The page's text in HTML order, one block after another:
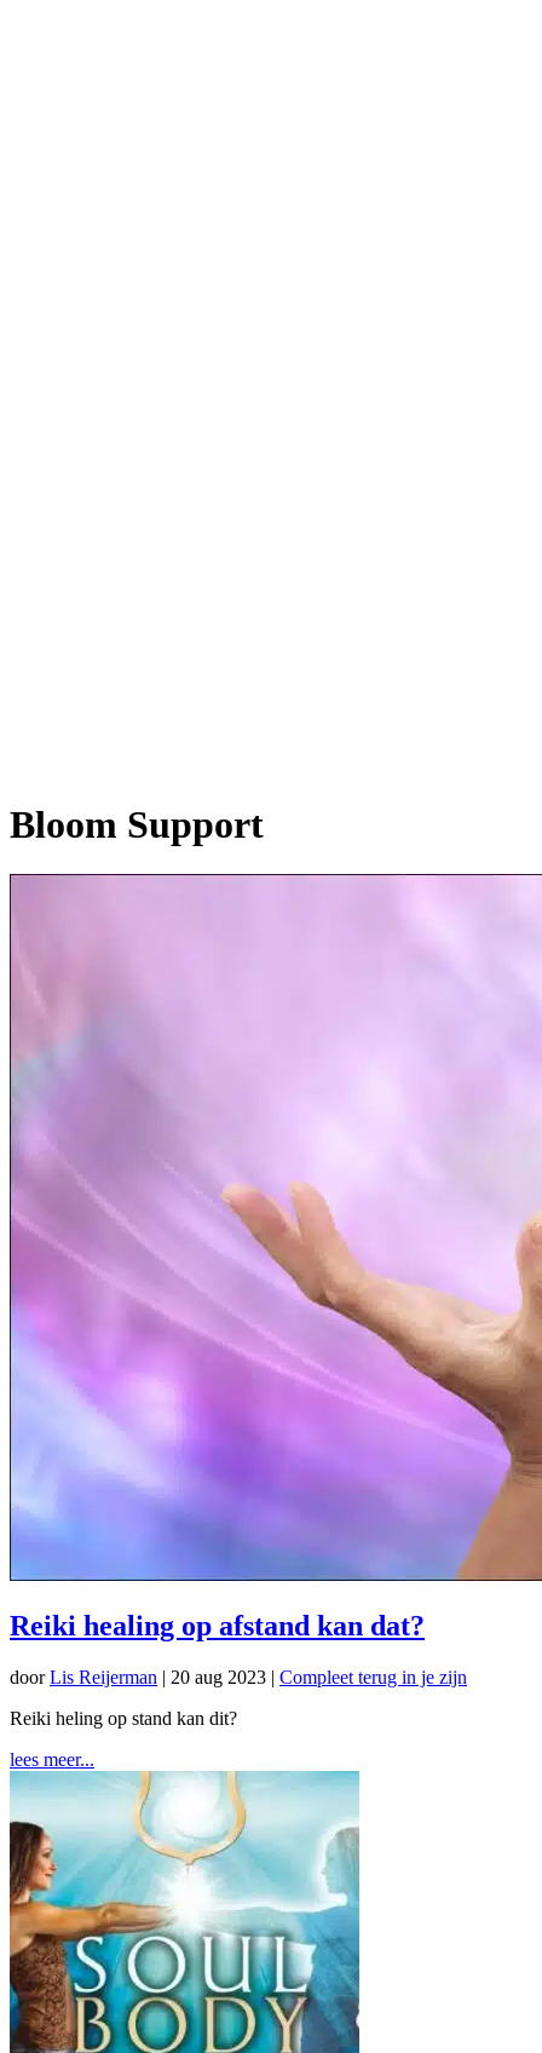
Bloom Support
Reiki healing op afstand kan dat?
doorLis Reijerman | 20 aug 2023 | Compleet terug in je zijn
Reiki heling op stand kan dit?
lees meer...